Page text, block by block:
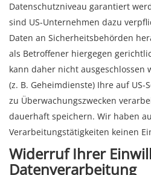
Datenschutzniveau garantiert
sind US-Unternehmen dazu
Daten an Sicherheitsbehörden
als Betroffener hiergegen
kann daher nicht ausgeschlossen
(z. B. Geheimdienste) Ihre auf
zu Überwachungszwecken
dauerhaft speichern. Wir haben
Verarbeitungstätigkeiten keinen
Widerruf Ihrer
Datenverarbeitung